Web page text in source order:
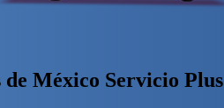
México Servicio Plus